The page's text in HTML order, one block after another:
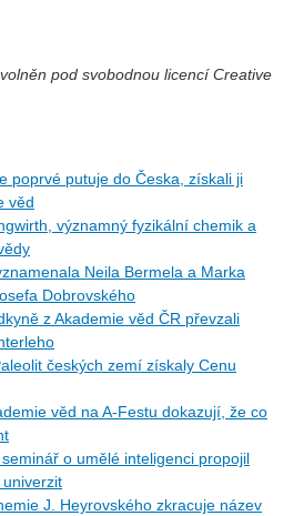
pod svobodnou licencí Creative
poprvé putuje do Česka, získali ji
věd
významný fyzikální chemik a
Neila Bermela a Marka
Dobrovského
z Akademie věd ČR převzali
českých zemí získaly Cenu
věd na A-Festu dokazují, že co
o umělé inteligenci propojil
univerzit
J. Heyrovského zkracuje název